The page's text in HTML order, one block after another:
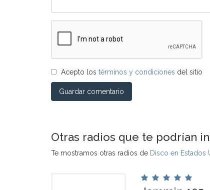
Acepto los términos y condiciones del sitio
Guardar comentario
Otras radios que te podrían
Te mostramos otras radios de Disco en Estados